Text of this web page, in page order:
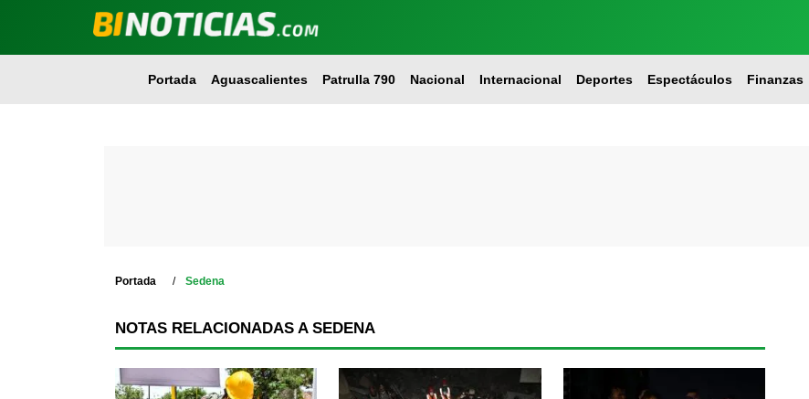
Portada Aguascalientes Patrulla 790 Nacional Internacional Deportes Espectáculos Finanzas
Portada Sedena
NOTAS RELACIONADAS A SEDENA